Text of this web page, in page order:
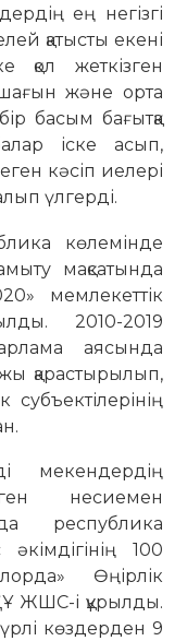
ең негізгі
қатысты екені
қол жеткізген
және орта
басым бағытқа
іске асып,
кәсіп иелері
үлгерді.
көлемінде
мақсатында
мемлекеттік
2010-2019
аясында
қарастырылып,
мекендердің
несиемен
республика
100
Өңірлік
ЖШС-і құрылды.
көздерден 9